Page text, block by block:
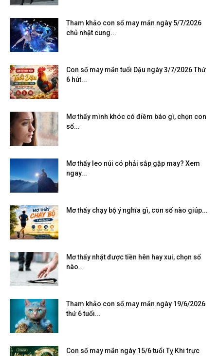
Tham khảo con số may mắn ngày 5/7/2026
chủ nhật cung...
Con số may mắn tuổi Dậu ngày 3/7/2026 Thứ
6 hút...
Mơ thấy mình khóc có điềm báo gì, chọn con
số...
Mơ thấy leo núi có phải sắp gặp may? Xem
ngay...
Mơ thấy chạy bộ ý nghĩa gì, con số nào giúp...
Mơ thấy nhặt được tiền hên hay xui, chọn số
nào...
Tham khảo con số may mắn ngày 19/6/2026
thứ 6 tuổi...
Con số may mắn ngày 15/6 tuổi Tỵ Khi trực